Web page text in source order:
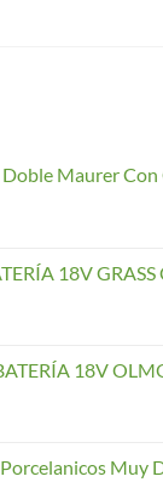
Maurer
18V GRASS
18V
Muy